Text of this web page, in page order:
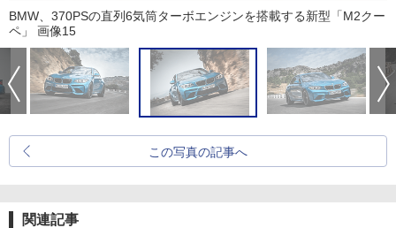
BMW、370PSの直列6気筒ターボエンジンを搭載する新型「M2クー
ペ」 画像15
この写真の記事へ
関連記事